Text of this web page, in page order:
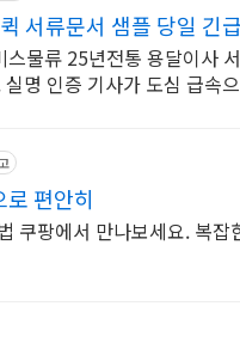
서류문서 샘플 당일 긴
물류 25년전통 용달이사
명 인증 기사가 도심 급속
편안히
쿠팡에서 만나보세요. 복